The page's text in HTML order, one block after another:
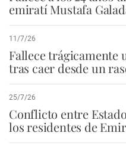
emiratí Mustafa
11/7/26
Fallece trágicamente
tras caer desde un
25/7/26
Conflicto entre
los residentes de